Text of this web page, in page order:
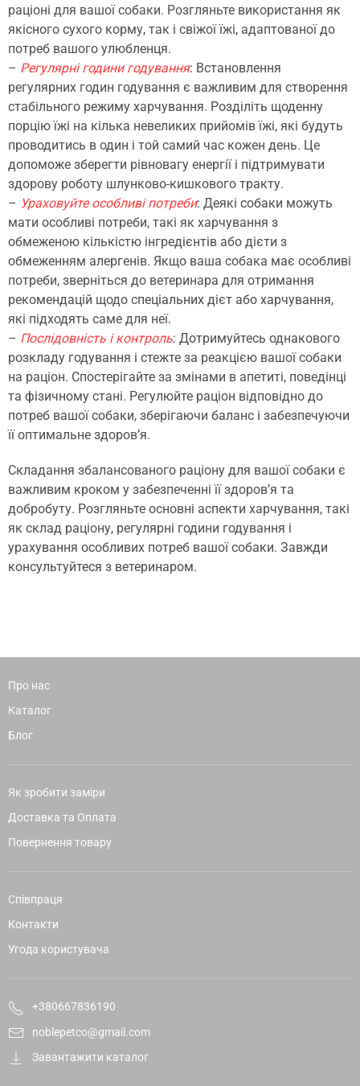
раціоні для вашої собаки. Розгляньте використання як
якісного сухого корму, так і свіжої їжі, адаптованої до
потреб вашого улюбленця.
– Регулярні години годування: Встановлення
регулярних годин годування є важливим для створення
стабільного режиму харчування. Розділіть щоденну
порцію їжі на кілька невеликих прийомів їжі, які будуть
проводитись в один і той самий час кожен день. Це
допоможе зберегти рівновагу енергії і підтримувати
здорову роботу шлунково-кишкового тракту.
– Ураховуйте особливі потреби: Деякі собаки можуть
мати особливі потреби, такі як харчування з
обмеженою кількістю інгредієнтів або дієти з
обмеженням алергенів. Якщо ваша собака має особливі
потреби, зверніться до ветеринара для отримання
рекомендацій щодо спеціальних дієт або харчування,
які підходять саме для неї.
– Послідовність і контроль: Дотримуйтесь однакового
розкладу годування і стежте за реакцією вашої собаки
на раціон. Спостерігайте за змінами в апетиті, поведінці
та фізичному стані. Регулюйте раціон відповідно до
потреб вашої собаки, зберігаючи баланс і забезпечуючи
її оптимальне здоров’я.
Складання збалансованого раціону для вашої собаки є
важливим кроком у забезпеченні її здоров’я та
добробуту. Розгляньте основні аспекти харчування, такі
як склад раціону, регулярні години годування і
урахування особливих потреб вашої собаки. Завжди
консультуйтеся з ветеринаром.
Про нас
Каталог
Блог
Як зробити заміри
Доставка та Оплата
Повернення товару
Співпраця
Контакти
Угода користувача
+380667836190
noblepetco@gmail.com
Завантажити каталог